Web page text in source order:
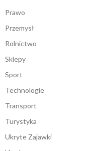
Prawo
Przemysł
Rolnictwo
Sklepy
Sport
Technologie
Transport
Turystyka
Ukryte Zajawki